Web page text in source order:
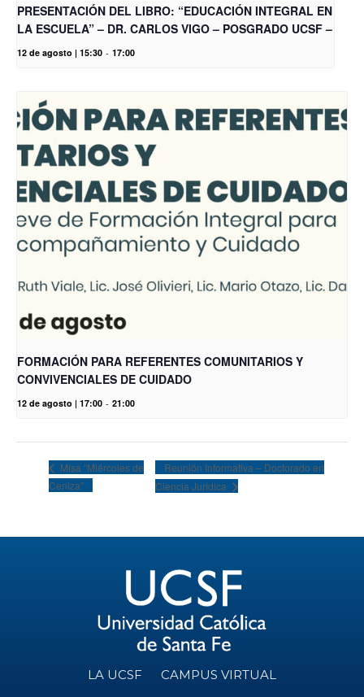
PRESENTACIÓN DEL LIBRO: “EDUCACIÓN INTEGRAL EN
LA ESCUELA” – DR. CARLOS VIGO – POSGRADO UCSF –
12 de agosto | 15:30 - 17:00
FORMACIÓN PARA REFERENTES COMUNITARIOS Y
CONVIVENCIALES DE CUIDADO
12 de agosto | 17:00 - 21:00
Misa “Miércoles de
Ceniza”
Reunión Informativa – Doctorado en
Ciencia Jurídica
LA UCSF CAMPUS VIRTUAL